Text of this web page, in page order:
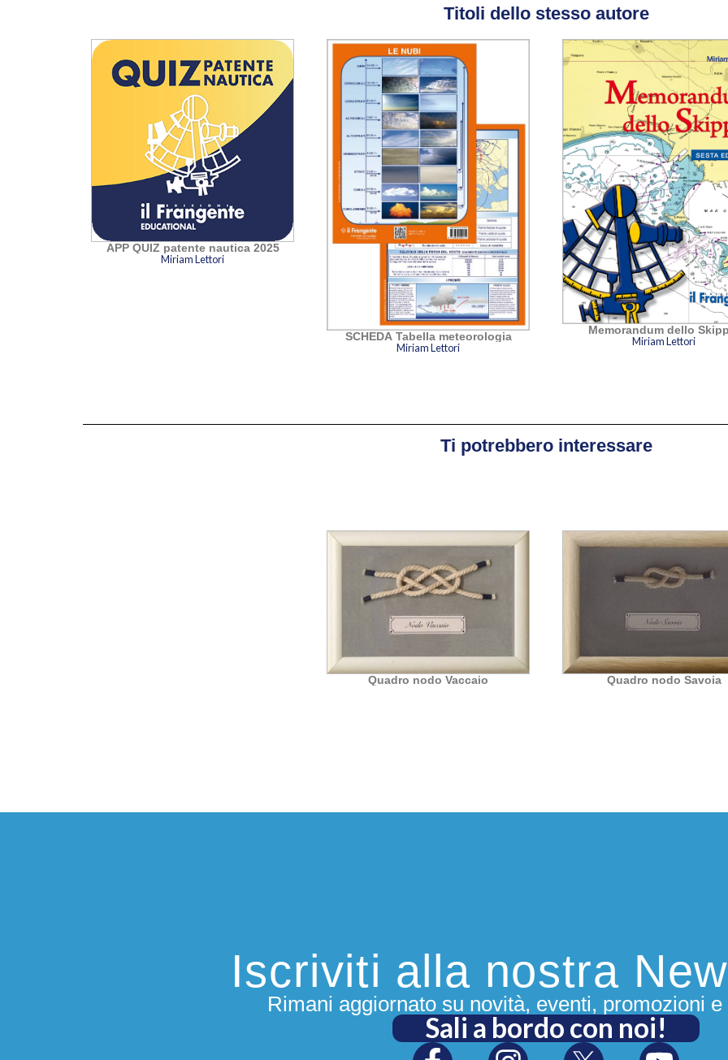
Titoli dello stesso autore
APP QUIZ patente nautica 2025
Miriam Lettori
SCHEDA Tabella meteorologia
Miriam Lettori
Memorandum dello
Miriam Lettori
Ti potrebbero interessare
Quadro nodo Vaccaio Quadro nodo Savoia
Iscriviti alla nostra
Rimani aggiornato su novità, eventi, promozioni
Sali a bordo con noi!